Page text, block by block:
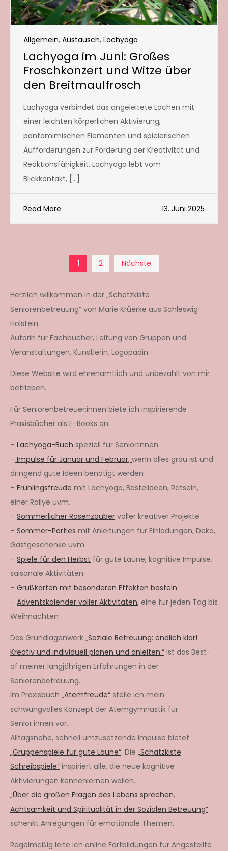
Allgemein, Austausch, Lachyoga
Lachyoga im Juni: Großes
Froschkonzert und Witze über
den Breitmaulfrosch
Lachyoga verbindet das angeleitete Lachen mit
einer leichten körperlichen Aktivierung,
pantomimischen Elementen und spielerischen
Aufforderungen zur Förderung der Kreativität und
Reaktionsfähigkeit. Lachyoga lebt vom
Blickkontakt, […]
Read More 13. Juni 2025
der
Beiträge
1 2 Nächste
Herzlich willkommen in der „Schatzkiste
Seniorenbetreuung“ von Marie Krüerke aus Schleswig-
Holstein:
Autorin für Fachbücher, Leitung von Gruppen und
Veranstaltungen, Künstlerin, Logopädin.
Diese Website wird ehrenamtlich und unbezahlt von mir
betrieben.
Für Seniorenbetreuer:innen biete ich inspirierende
Praxisbücher als E-Books an:
– Lachyoga-Buch speziell für Senior:innen
– Impulse für Januar und Februar, wenn alles grau ist und
dringend gute Ideen benötigt werden
– Frühlingsfreude mit Lachyoga, Bastelideen, Rätseln,
einer Rallye uvm.
– Sommerlicher Rosenzauber voller kreativer Projekte
– Sommer-Parties mit Anleitungen für Einladungen, Deko,
Gastgeschenke uvm.
– Spiele für den Herbst für gute Laune, kognitive Impulse,
saisonale Aktivitäten
– Grußkarten mit besonderen Effekten basteln
– Adventskalender voller Aktivitäten, eine für jeden Tag bis
Weihnachten
Das Grundlagenwerk „Soziale Betreuung: endlich klar!
Kreativ und individuell planen und anleiten.“ ist das Best-
of meiner langjährigen Erfahrungen in der
Seniorenbetreuung.
Im Praxisbuch „Atemfreude“ stelle ich mein
schwungvolles Konzept der Atemgymnastik für
Senior:innen vor.
Alltagsnahe, schnell umzusetzende Impulse bietet
„Gruppenspiele für gute Laune“. Die „Schatzkiste
Schreibspiele“ inspiriert alle, die neue kognitive
Aktivierungen kennenlernen wollen.
„Über die großen Fragen des Lebens sprechen.
Achtsamkeit und Spiritualität in der Sozialen Betreuung“
schenkt Anregungen für emotionale Themen.
Regelmäßig leite ich online Fortbildungen für Angestellte